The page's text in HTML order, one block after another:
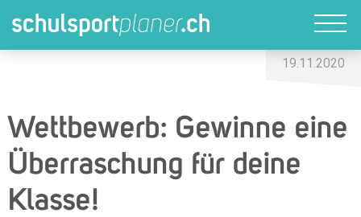
19.11.2020
Wettbewerb: Gewinne eine
Überraschung für deine
Klasse!